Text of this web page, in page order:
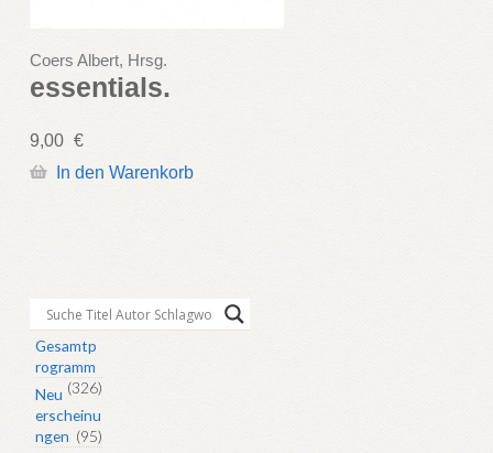
Coers Albert, Hrsg.
essentials.
9,00 €
In den Warenkorb
Gesamtp
rogramm
(326)
Neu
erscheinu
ngen (95)